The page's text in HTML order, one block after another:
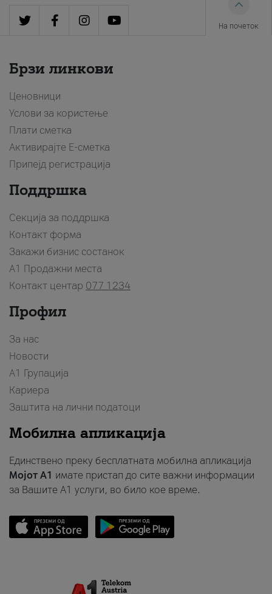
На почеток
Брзи линкови
Ценовници
Услови за користење
Плати сметка
Активирајте Е-сметка
Припејд регистрација
Поддршка
Секција за поддршка
Контакт форма
Закажи бизнис состанок
A1 Продажни места
Контакт центар 077 1234
Профил
За нас
Новости
А1 Групација
Кариера
Заштита на лични податоци
Мобилна апликација
Единствено преку бесплатната мобилна апликација
Мојот A1 имате пристап до сите важни информации
за Вашите A1 услуги, во било кое време.